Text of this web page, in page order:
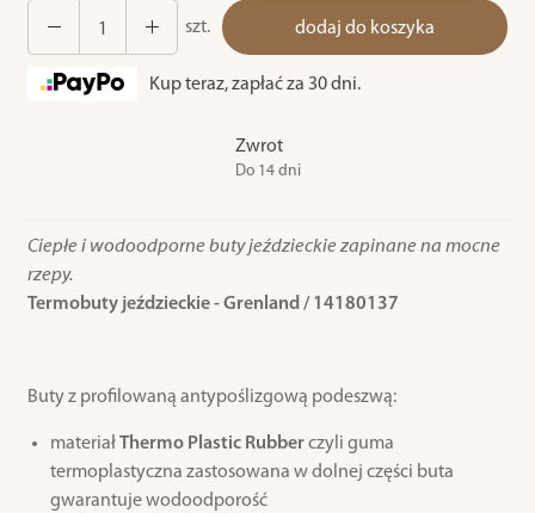
szt. dodaj do koszyka
Kup teraz, zapłać za 30 dni.
Zwrot
Do 14 dni
Ciepłe i wodoodporne buty jeździeckie zapinane na mocne
rzepy.
Termobuty jeździeckie - Grenland / 14180137
Buty z profilowaną antypoślizgową podeszwą:
materiałThermo Plastic Rubberczyli guma
termoplastyczna zastosowana w dolnej części buta
gwarantuje wodoodporość